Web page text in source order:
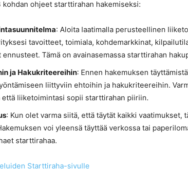
kohdan ohjeet starttirahan hakemiseksi:
: Aloita laatimalla perusteellinen
tavoitteet, toimiala, kohdemarkkinat,
Tämä on avainasemassa starttirahan
ja Hakukriteereihin: Ennen hakemuksen
liittyviin ehtoihin ja hakukriteereihin.
että liiketoimintasi sopii starttirahan piiriin.
: Kun olet varma siitä, että täytät kaikki vaatimukset,
voi yleensä täyttää verkossa tai
starttirahaa.
Starttiraha-sivulle